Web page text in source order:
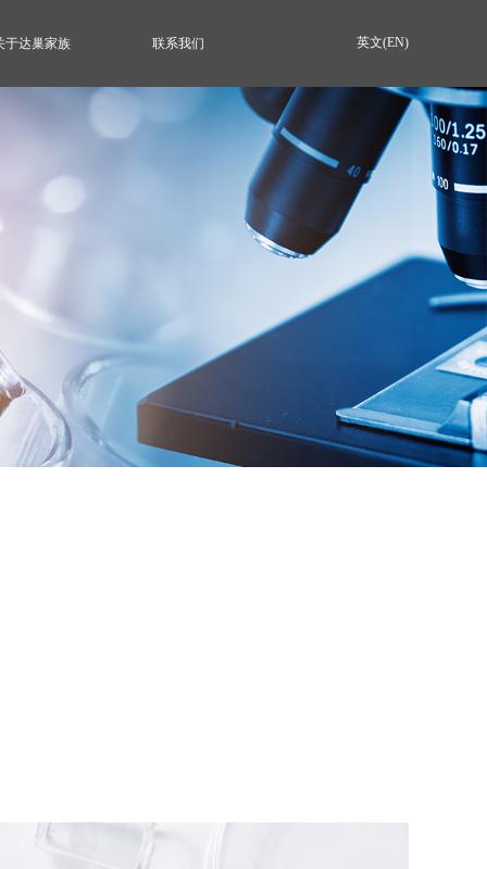
英文(EN)
于达巢家族 联系我们